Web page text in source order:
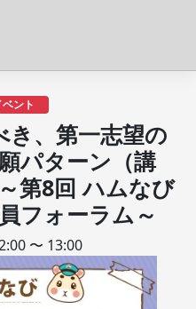
ント
、第一志望の
パターン（講
第8回 ハムなび
フォーラム～
〜 13:00